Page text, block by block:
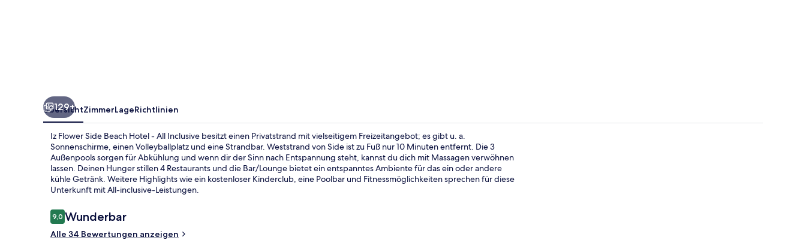
4 Restaurants; Frühstück, Mittagessen und Abendessen werden serviert
129+
ÜbersichtZimmerLageRichtlinien
Iz Flower Side Beach Hotel - All Inclusive besitzt einen Privatstrand mit vielseitigem Freizeitangebot; es gibt u. a.
Sonnenschirme, einen Volleyballplatz und eine Strandbar. Weststrand von Side ist zu Fuß nur 10 Minuten entfernt. Die 3
Außenpools sorgen für Abkühlung und wenn dir der Sinn nach Entspannung steht, kannst du dich mit Massagen verwöhnen
lassen. Deinen Hunger stillen 4 Restaurants und die Bar/Lounge bietet ein entspanntes Ambiente für das ein oder andere
kühle Getränk. Weitere Highlights wie ein kostenloser Kinderclub, eine Poolbar und Fitnessmöglichkeiten sprechen für diese
Unterkunft mit All-inclusive-Leistungen.
Bewertungen
9,09,0 von 10.
Wunderbar
Alle 34 Bewertungen anzeigen